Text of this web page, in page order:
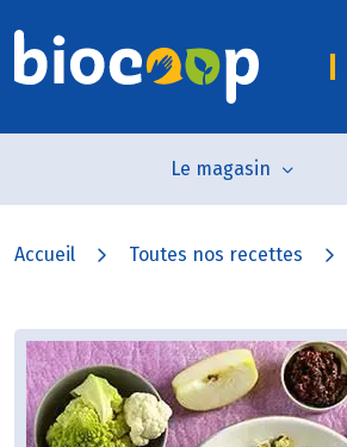
Le magasin
Accueil Toutes nos recettes